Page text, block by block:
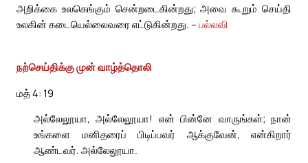
அறிக்கை உலகெங்கும் சென்றடைகின்றது; அவை கூறும் செய்தி
உலகின் கடையெல்லைவரை எட்டுகின்றது. – பல்லவி
நற்செய்திக்கு முன் வாழ்த்தொலி
மத் 4: 19
அல்லேலூயா, அல்லேலூயா! என் பின்னே வாருங்கள்; நான்
உங்களை மனிதரைப் பிடிப்பவர் ஆக்குவேன், என்கிறார்
ஆண்டவர். அல்லேலூயா.